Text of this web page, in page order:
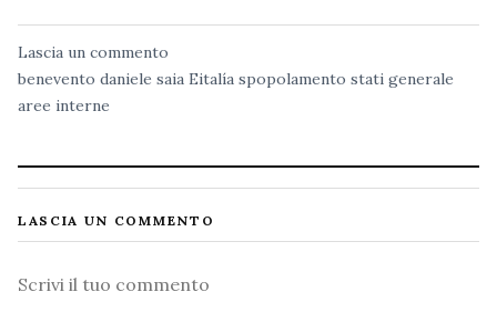
Lascia un commento
benevento daniele saia Eitalía spopolamento stati generale
aree interne
LASCIA UN COMMENTO
Commento